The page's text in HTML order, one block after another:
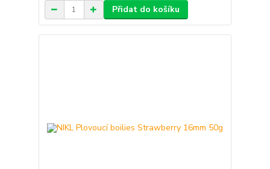
Přidat do košíku